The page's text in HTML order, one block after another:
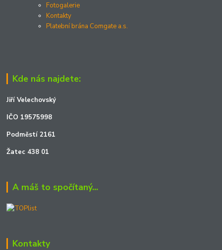
Fotogalerie
Kontakty
Platební brána Comgate a.s.
Kde nás najdete:
Jiří Velechovský
IČO 19575998
Podměstí 2161
Žatec 438 01
A máš to spočítaný...
Kontakty